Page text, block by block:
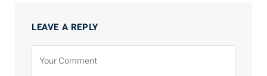
LEAVE A REPLY